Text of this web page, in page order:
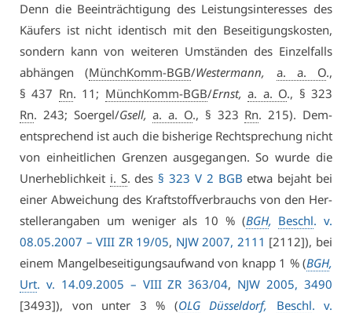
Denn die Be­ein­träch­ti­gung des Leis­tungs­in­ter­es­ses des
Käu­fers ist nicht iden­tisch mit den Be­sei­ti­gungs­kos­ten,
son­dern kann von wei­te­ren Um­stän­den des Ein­zel­falls
ab­hän­gen (MünchKomm-BGB/Wes­ter­mann, a. a. O.,
§ 437 Rn. 11; MünchKomm-BGB/Ernst, a. a. O., § 323
Rn. 243; So­er­gel/Gsell, a. a. O., § 323 Rn. 215). Dem­
entspre­chend ist auch die bis­he­ri­ge Recht­spre­chung nicht
von ein­heit­li­chen Gren­zen aus­ge­gan­gen. So wur­de die
Un­er­heb­lich­keit i. S. des § 323 V 2 BGB et­wa be­jaht bei
ei­ner Ab­wei­chung des Kraft­stoff­ver­brauchs von den Her­
stel­ler­an­ga­ben um we­ni­ger als 10 % (BGH, Beschl. v.
08.05.2007 – VI­II ZR 19/05, NJW 2007, 2111 [2112]), bei
ei­nem Man­gel­be­sei­ti­gungs­auf­wand von knapp 1 % (BGH,
Urt. v. 14.09.2005 – VI­II ZR 363/04, NJW 2005, 3490
[3493]), von un­ter 3 % (OLGDüs­sel­dorf, Beschl. v.